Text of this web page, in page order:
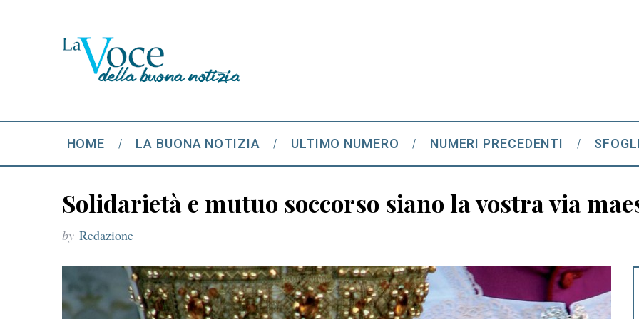
HOME LA BUONA NOTIZIA ULTIMO NUMERO NUMERI PRECEDENTI
Solidarietà e mutuo soccorso siano la vostra via
by Redazione